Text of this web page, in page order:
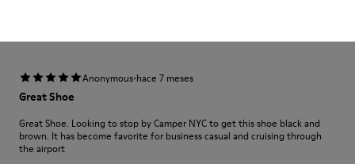
Anonymous·hace 7 meses
Great Shoe
Great Shoe. Looking to stop by Camper NYC to get this shoe black and
brown. It has become favorite for business casual and cruising through
the airport